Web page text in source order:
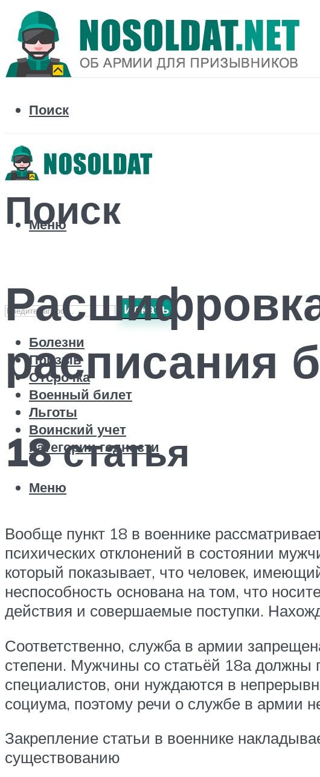
Поиск
Поиск
Искать
Болезни
Призыв
Отсрочка
Военный билет
Льготы
Воинский учет
Категории годности
Меню
Меню
расписания
18 статья
Вообще пункт 18 в военнике
психических отклонений в состоянии
который показывает, что человек,
неспособность основана на том, что
действия и совершаемые поступки.
Соответственно, служба в армии
степени. Мужчины со статьёй 18а должны
специалистов, они нуждаются в
социума, поэтому речи о службе в армии
Закрепление статьи в военнике
существованию